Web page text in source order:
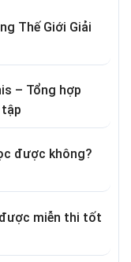
Thế Giới Giải
– Tổng hợp
được không?
được miễn thi tốt